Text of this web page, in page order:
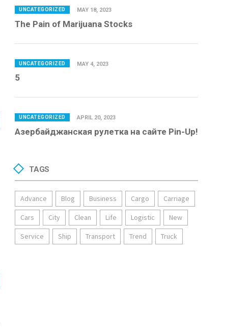
UNCATEGORIZED MAY 18, 2023
The Pain of Marijuana Stocks
UNCATEGORIZED MAY 4, 2023
5
UNCATEGORIZED APRIL 20, 2023
Азербайджанская рулетка на сайте Pin-Up!
TAGS
Advance Blog Business Cargo Carriage
Cars City Clean Life Logistic New
Service Ship Transport Trend Truck